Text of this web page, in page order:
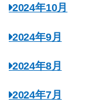
2024年10月
2024年9月
2024年8月
2024年7月